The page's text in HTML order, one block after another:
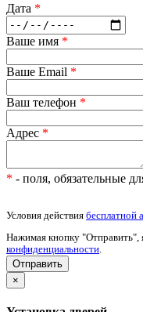
Дата *
Ваше имя *
Ваше Email *
Ваш телефон *
Адрес *
* - поля, обязательные
Условия действия бесплатной
Нажимая кнопку "Отправить",
конфиденциальности
×